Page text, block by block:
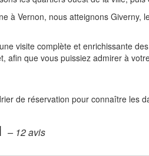
à Vernon, nous atteignons
visite complète et enrichissante
afin que vous puissiez admirer à
de réservation pour connaître les
– 12avis